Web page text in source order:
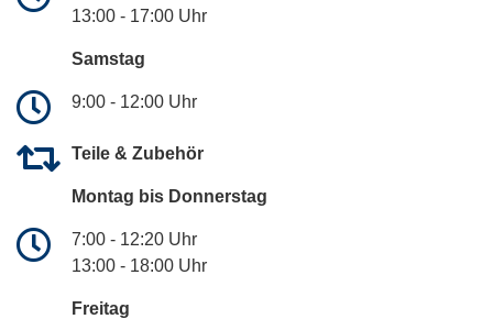
13:00 - 17:00 Uhr
Samstag
9:00 - 12:00 Uhr
Teile & Zubehör
Montag bis Donnerstag
7:00 - 12:20 Uhr
13:00 - 18:00 Uhr
Freitag